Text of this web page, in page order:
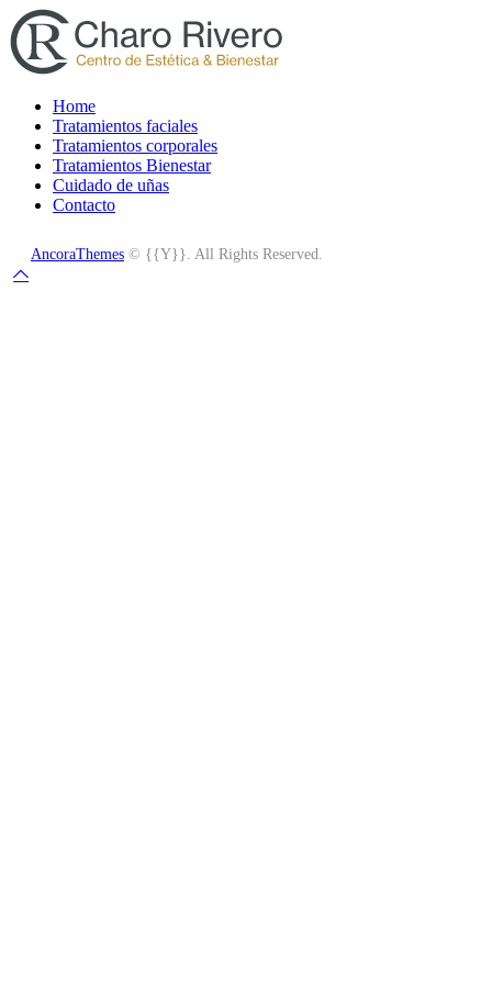
Home
Tratamientos faciales
Tratamientos corporales
Tratamientos Bienestar
Cuidado de uñas
Contacto
AncoraThemes © {{Y}}. All Rights Reserved.